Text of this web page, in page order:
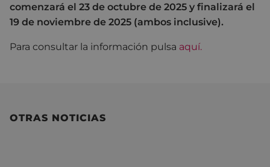
comenzará el 23 de octubre de 2025 y finalizará el
19 de noviembre de 2025 (ambos inclusive).
Para consultar la información pulsa aquí.
OTRAS NOTICIAS